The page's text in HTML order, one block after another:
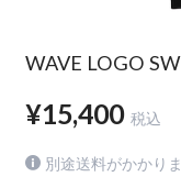
WAVE LOGO
¥15,400 税込
別途送料がかかりま